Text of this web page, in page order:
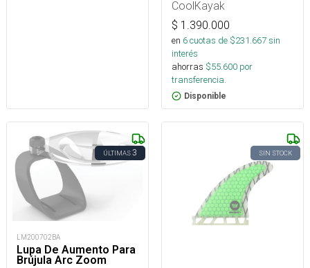
CoolKayak
$ 1.390.000
en 6cuotas de $231.667sin
interés
ahorras $55.600 por
transferencia.
Disponible
ÚLTIMAS3
LM200702BA
Lupa De Aumento Para
Brújula Arc Zoom
SIN STOCK